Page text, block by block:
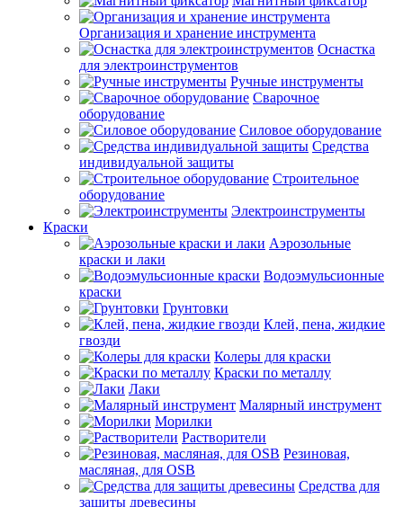
Организация и хранение инструмента
Оснастка
для электроинструментов
Ручные инструменты
Сварочное
оборудование
Силовое оборудование
Средства
индивидуальной защиты
Строительное
оборудование
Электроинструменты
Краски
Аэрозольные
краски и лаки
Водоэмульсионные
краски
Грунтовки
Клей, пена, жидкие
гвозди
Колеры для краски
Краски по металлу
Лаки
Малярный инструмент
Морилки
Растворители
Резиновая,
масляная, для OSB
Средства для
защиты древесины